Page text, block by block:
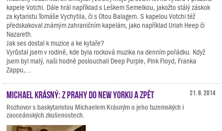
kapele Votchi. Dále hrál například s Leškem Semelkou, jakožto stálý záskok
za kytaristu Tomáše Vychytila, či s Otou Balagem. S kapelou Votchi též
předskakoval známým zahraničním kapelám, jako například Uriah Heep či
Nazareth.
Jak ses dostal k muzice a ke kytaře?
Vyrůstal jsem v rodině, kde byla rocková muzika na denním pořádku. Když
jsem byl malý, naši hodně poslouchali Deep Purple, Pink Floyd, Franka
Zappu,...
21. 8. 2014
Michael Krásný: Z Prahy do New Yorku a zpět
Rozhovor s baskytaristou Michaelem Krásným o jeho tuzemských i
zaoceánských zkušenostech.